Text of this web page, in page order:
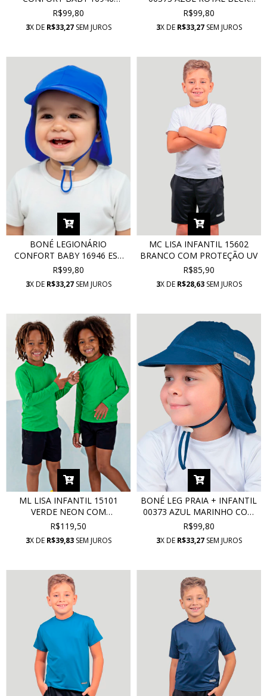
ROSELAND COM PROTEÇÃO
UV
R$99,80
3X DE R$33,27SEM JUROS
COM PROTEÇÃO UV
R$99,80
3X DE R$33,27SEM JUROS
BONÉ LEGIONÁRIO
CONFORT BABY 16946 EST
AZUL ROYAL BECK COM
PROTEÇÃO UV
R$99,80
3X DE R$33,27SEM JUROS
MC LISA INFANTIL 15602
BRANCO COM PROTEÇÃO UV
R$85,90
3X DE R$28,63SEM JUROS
ML LISA INFANTIL 15101
VERDE NEON COM
PROTEÇÃO UV
R$119,50
3X DE R$39,83SEM JUROS
BONÉ LEG PRAIA + INFANTIL
00373 AZUL MARINHO COM
PROTEÇÃO UV
R$99,80
3X DE R$33,27SEM JUROS